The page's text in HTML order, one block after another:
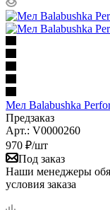
Мел Balabushka
Предзаказ
Арт.: V0000260
970 ₽/шт
Под заказ
Наши менеджеры
условия заказа